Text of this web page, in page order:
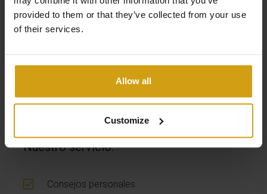
provided to them or that they’ve collected from your use
of their services.
Allow all
Customize
experiencia en la región. Te guiamos en
cada paso del camino en tu propio
Nuestro servicio:
Consejos personales